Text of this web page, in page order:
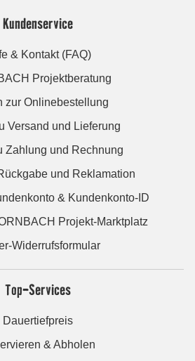
Kundenservice
& Kontakt (FAQ)
Projektberatung
zur Onlinebestellung
Versand und Lieferung
Zahlung und Rechnung
und Reklamation
& Kundenkonto-ID
Projekt-Marktplatz
Widerrufsformular
Top-Services
Dauertiefpreis
& Abholen